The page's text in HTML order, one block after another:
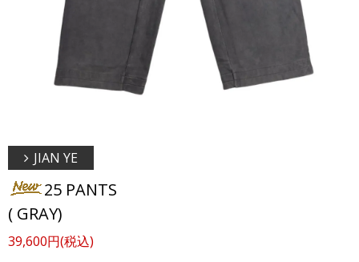
JIAN YE
25 PANTS
( GRAY)
39,600円(税込)